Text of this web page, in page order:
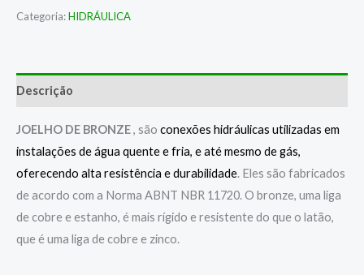
Categoria:HIDRÁULICA
Descrição
JOELHO DE BRONZE, são conexões hidráulicas utilizadas em
instalações de água quente e fria, e até mesmo de gás,
oferecendo alta resistência e durabilidade. Eles são fabricados
de acordo com a Norma ABNT NBR 11720. O bronze, uma liga
de cobre e estanho, é mais rígido e resistente do que o latão,
que é uma liga de cobre e zinco.